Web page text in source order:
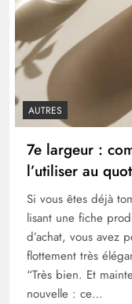
AUTRES
7e largeur :
l’utiliser au
Si vous êtes déjà
lisant une fiche
d’achat, vous avez
flottement très
“Très bien. Et
nouvelle : ce…